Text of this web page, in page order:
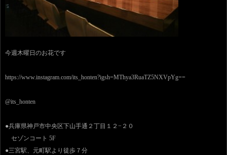
今週木曜日のお花です
https://www.instagram.com/its_honten?igsh=MThya3RuaTZ5NXVpYg==
@its_honten
●兵庫県神戸市中央区下山手通２丁目１２−２０
セゾンコート 5F
●三宮駅、元町駅より徒歩７分